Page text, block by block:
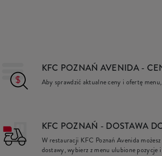
KFC POZNAŃ AVENIDA-
Aby sprawdzić aktualne ceny i ofertę
KFC POZNAŃ - DOSTAWA
W restauracji KFC Poznań Avenida
dostawy, wybierz z menu ulubione pozycje